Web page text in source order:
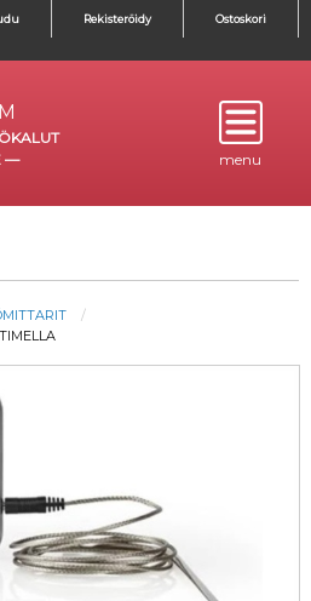
Rekisteröidy Ostoskori
— menu